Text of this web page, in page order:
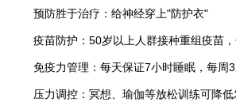
预防胜于治疗：给神经穿上"防护衣"
疫苗防护：50岁以上人群接种重组疫苗，
免疫力管理：每天保证7小时睡眠，每周3
压力调控：冥想、瑜伽等放松训练可降低